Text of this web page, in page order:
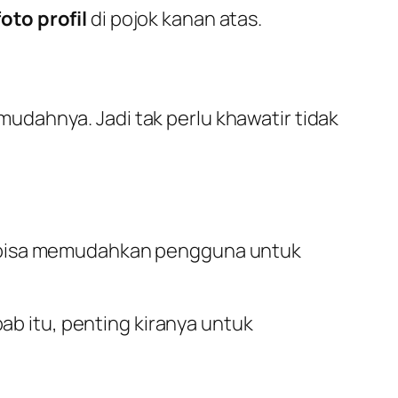
profil di pojok kanan atas.
Jadi tak perlu khawatir tidak
memudahkan pengguna untuk
itu, penting kiranya untuk